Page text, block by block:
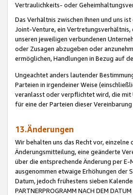
Vertraulichkeits- oder
Das Verhältnis zwischen Ihnen und uns
Joint-Venture, ein Vertretungsverhältnis,
unseren jeweiligen verbundenen
oder Zusagen abzugeben oder
ermöglichen, Handlungen in Bezug auf
Ungeachtet anders lautender
Parteien in irgendeiner Weise
veranlasst oder verpflichtet wird, die mit
für eine der Parteien dieser
13.Änderungen
Wir behalten uns das Recht vor,
Änderungsmitteilung, eine geänderte
über die entsprechende Änderung per
ausgenommen etwaige Erhöhungen der
Datum, jedoch frühestens sieben
PARTNERPROGRAMM NACH DEM